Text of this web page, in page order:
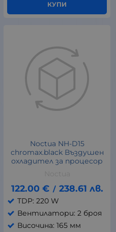
КУПИ
Noctua NH-D15
chromax.black Въздушен
охладител за процесор
122.00 € / 238.61 лв.
TDP: 220 W
Вентилатори: 2 броя
Височина: 165 мм